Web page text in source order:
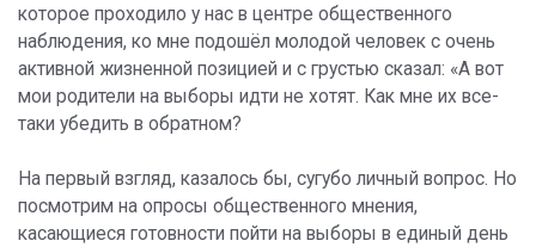
которое проходило у нас в центре общественного
наблюдения, ко мне подошёл молодой человек с очень
активной жизненной позицией и с грустью сказал: «А вот
мои родители на выборы идти не хотят. Как мне их все-
таки убедить в обратном?
На первый взгляд, казалось бы, сугубо личный вопрос. Но
посмотрим на опросы общественного мнения,
касающиеся готовности пойти на выборы в единый день